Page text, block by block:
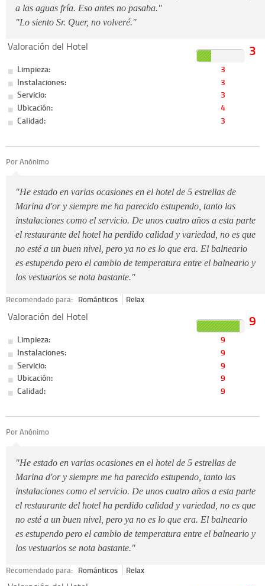
a las aguas fría. Eso antes no pasaba."
"Lo siento Sr. Quer, no volveré."
Valoración del Hotel 3
Limpieza:
3
Instalaciones:
3
Servicio:
3
Ubicación:
4
Calidad:
3
PorAnónimo
"He estado en varias ocasiones en el hotel de 5 estrellas de
Marina d'or y siempre me ha parecido estupendo, tanto las
instalaciones como el servicio. De unos cuatro años a esta parte
el restaurante del hotel ha perdido calidad y variedad, no es que
no esté a un buen nivel, pero ya no es lo que era. El balneario
es estupendo pero el cambio de temperatura entre el balneario y
los vestuarios se nota bastante."
Recomendado para: Románticos Relax
Valoración del Hotel 9
Limpieza:
9
Instalaciones:
9
Servicio:
9
Ubicación:
9
Calidad:
9
PorAnónimo
"He estado en varias ocasiones en el hotel de 5 estrellas de
Marina d'or y siempre me ha parecido estupendo, tanto las
instalaciones como el servicio. De unos cuatro años a esta parte
el restaurante del hotel ha perdido calidad y variedad, no es que
no esté a un buen nivel, pero ya no es lo que era. El balneario
es estupendo pero el cambio de temperatura entre el balneario y
los vestuarios se nota bastante."
Recomendado para: Románticos Relax